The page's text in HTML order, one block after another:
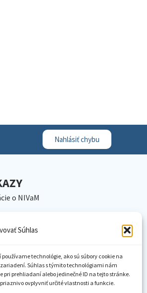
Súhlas
technológie, ako sú súbory cookie na
Súhlas s týmito technológiami nám
pri prehliadaní alebo jedinečné ID na tejto stránke.
ovplyvniť určité vlastnosti a funkcie.
Nahlásiť chybu
o NIVaM